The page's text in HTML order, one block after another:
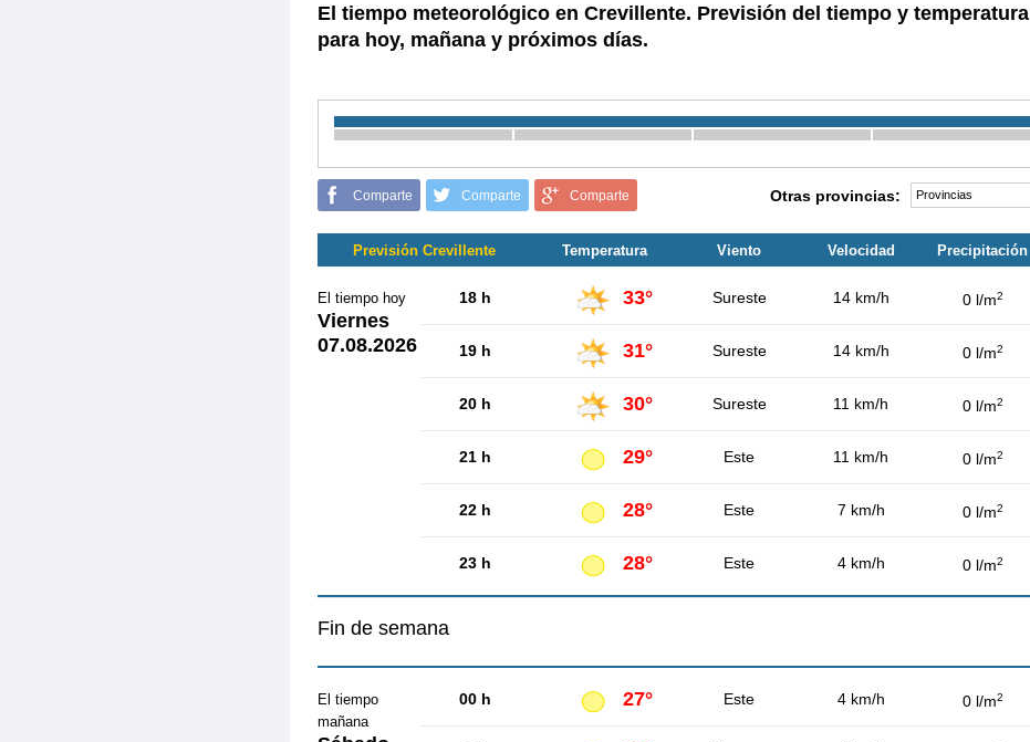
El tiempo meteorológico en Crevillente. Previsión del tiempo y temperatura
para hoy, mañana y próximos días.
Comparte Comparte Comparte Otras provincias:
Previsión Crevillente Temperatura Viento Velocidad Precipitación
El tiempo hoy
Viernes
07.08.2026
18 h 33° Sureste 14 km/h 0 l/m2
19 h 31° Sureste 14 km/h 0 l/m2
20 h 30° Sureste 11 km/h 0 l/m2
21 h 29° Este 11 km/h 0 l/m2
22 h 28° Este 7 km/h 0 l/m2
23 h 28° Este 4 km/h 0 l/m2
Fin de semana
El tiempo
mañana
00 h 27° Este 4 km/h 0 l/m2